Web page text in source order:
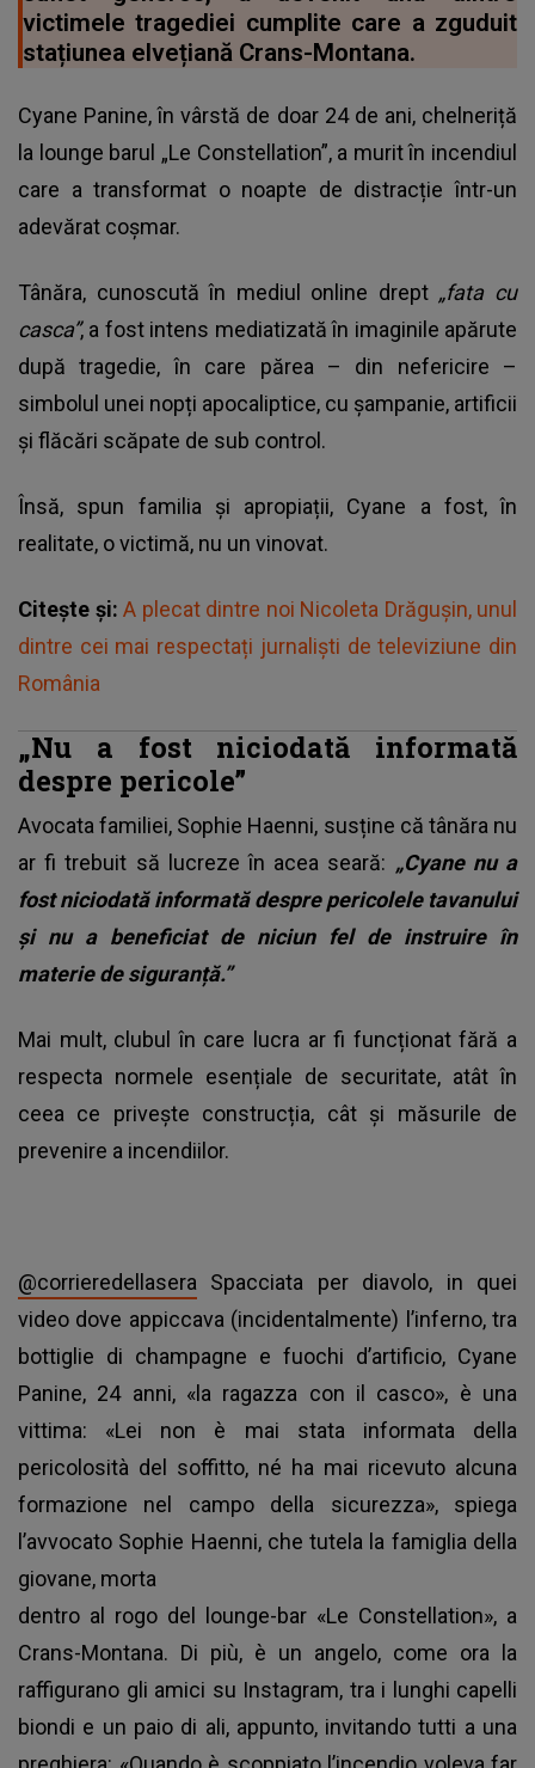
victimele tragediei cumplite care a zguduit
stațiunea elvețiană Crans-Montana.
Cyane Panine, în vârstă de doar 24 de ani, chelneriță
la lounge barul „Le Constellation”, a murit în incendiul
care a transformat o noapte de distracție într-un
adevărat coșmar.
Tânăra, cunoscută în mediul online drept „fata cu
casca”, a fost intens mediatizată în imaginile apărute
după tragedie, în care părea – din nefericire –
simbolul unei nopți apocaliptice, cu șampanie, artificii
și flăcări scăpate de sub control.
Însă, spun familia și apropiații, Cyane a fost, în
realitate, o victimă, nu un vinovat.
Citește și: A plecat dintre noi Nicoleta Drăgușin, unul
dintre cei mai respectați jurnaliști de televiziune din
România
„Nu a fost niciodată informată
despre pericole”
Avocata familiei, Sophie Haenni, susține că tânăra nu
ar fi trebuit să lucreze în acea seară: „Cyane nu a
fost niciodată informată despre pericolele tavanului
și nu a beneficiat de niciun fel de instruire în
materie de siguranță.”
Mai mult, clubul în care lucra ar fi funcționat fără a
respecta normele esențiale de securitate, atât în
ceea ce privește construcția, cât și măsurile de
prevenire a incendiilor.
@corrieredellasera Spacciata per diavolo, in quei
video dove appiccava (incidentalmente) l’inferno, tra
bottiglie di champagne e fuochi d’artificio, Cyane
Panine, 24 anni, «la ragazza con il casco», è una
vittima: «Lei non è mai stata informata della
pericolosità del soffitto, né ha mai ricevuto alcuna
formazione nel campo della sicurezza», spiega
l’avvocato Sophie Haenni, che tutela la famiglia della
giovane, morta
dentro al rogo del lounge-bar «Le Constellation», a
Crans-Montana. Di più, è un angelo, come ora la
raffigurano gli amici su Instagram, tra i lunghi capelli
biondi e un paio di ali, appunto, invitando tutti a una